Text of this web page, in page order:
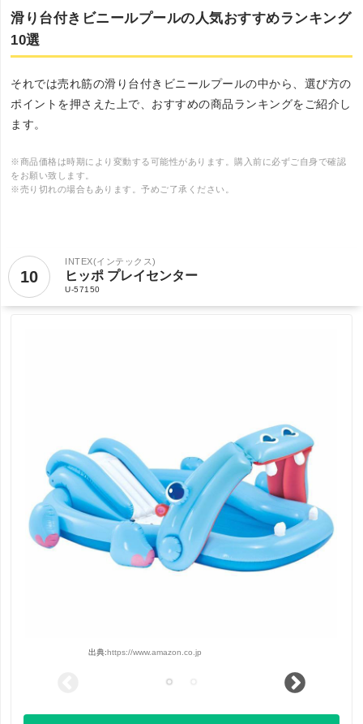
滑り台付きビニールプールの人気おすすめランキング
10選
それでは売れ筋の滑り台付きビニールプールの中から、選び方の
ポイントを押さえた上で、おすすめの商品ランキングをご紹介し
ます。
※商品価格は時期により変動する可能性があります。購入前に必ずご自身で確認
をお願い致します。
※売り切れの場合もあります。予めご了承ください。
10
INTEX(インテックス)
ヒッポ プレイセンター
U-57150
出典:https://www.amazon.co.jp